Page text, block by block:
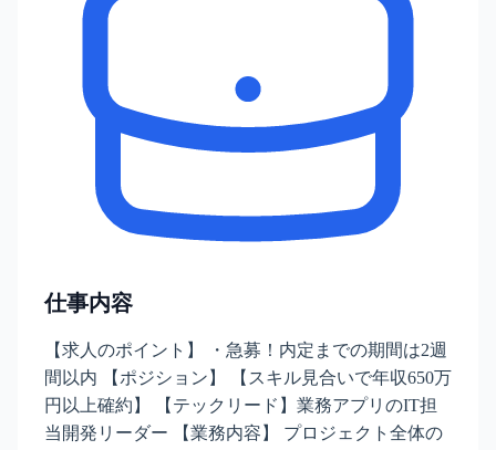
仕事内容
【求人のポイント】 ・急募！内定までの期間は2週
間以内 【ポジション】 【スキル見合いで年収650万
円以上確約】 【テックリード】業務アプリのIT担
当開発リーダー 【業務内容】 プロジェクト全体の